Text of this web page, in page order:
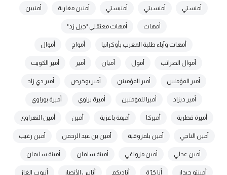
أمنستي أمنسيتي أمنيستي أمنين مغاربة أمنيين
أمهات أمهات معتقلي "جيل زد"
أمهات وآباء طلبة المغرب بأوكرانيا أمواج أموال
أموال الضرائب أمول أميان أمير أمير الكويت
أمير المؤمنين أمير المؤمينن أمير بوخرص أمير دي زاد
أمير ديزاد أميرا للمؤمنين أميرة براوي أميرة بوراوي
أميرة قطرية أميركا أميمة باعزية أمين أمين التهراوي
أمين الناجي أمين بلمزوقية أمين بن عبد الرحمن أمين رغيب
أمين عدلي أمين مزواغي أمينة سلمان أمينة سليمان
أمينتو حيدار أنا حُرّة أناديكم أناس الأنصار أنبوب الغاز